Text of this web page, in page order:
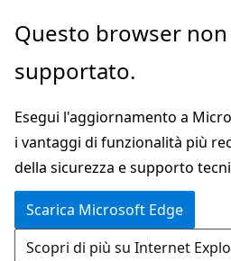
Ignora
passa
contenuto
principale
Questo browser
supportato.
Esegui l'aggiornamento a
i vantaggi di funzionalità più
della sicurezza e supporto
Scarica Microsoft Edge
Scopri di più su Internet